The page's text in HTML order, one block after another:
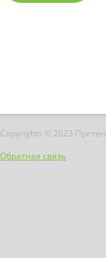
Copyrights © 2023
Обратная связь